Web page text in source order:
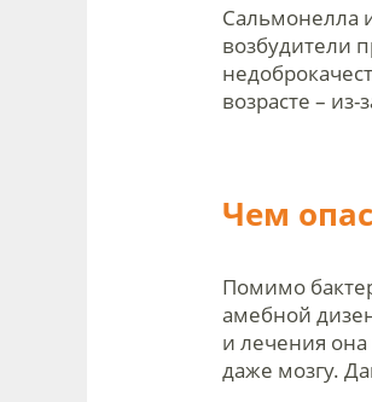
Сальмонелла
возбудители
возрасте –
Чем
Помимо
амебной
и лечения
даже мозгу.